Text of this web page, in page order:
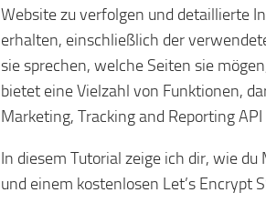
Website zu verfolgen und detaillierte
erhalten, einschließlich der
sie sprechen, welche Seiten sie
bietet eine Vielzahl von Funktionen,
Marketing, Tracking and Reporting API
In diesem Tutorial zeige ich dir, wie
und einem kostenlosen Let’s Encrypt